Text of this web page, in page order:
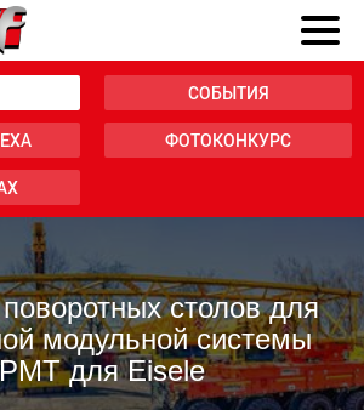
СОБЫТИЯ
ФОТОКОНКУРС
столов для
модульной системы
для Eisele